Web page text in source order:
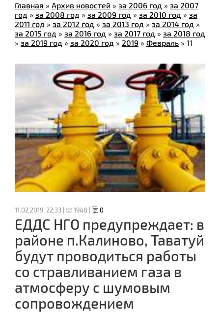
Главная » Архив новостей » за 2006 год » за 2007
год » за 2008 год » за 2009 год » за 2010 год » за
2011 год » за 2012 год » за 2013 год » за 2014 год »
за 2015 год » за 2016 год » за 2017 год » за 2018 год
» за 2019 год » за 2020 год » 2019 » Февраль » 11
11.02.2019, 22:33 | 1948 | 0
ЕДДС НГО предупреждает: в
районе п.Калиново, Таватуй
будут проводиться работы
со стравливанием газа в
атмосферу с шумовым
сопровождением